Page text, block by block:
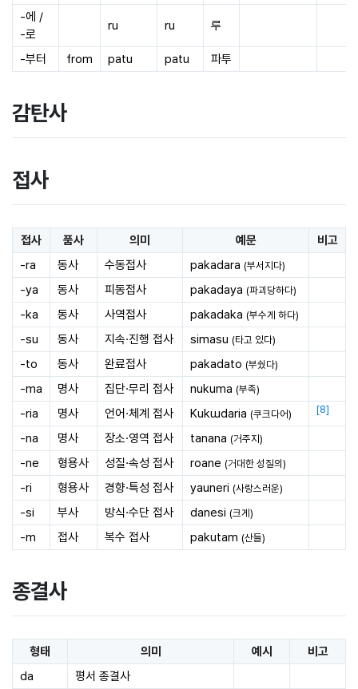
-에 /
-로
ru ru 루
-부터 from patu patu 파투
감탄사
접사
접사 품사 의미 예문
비고
-ra
동사 수동접사 pakadara (부서지다)
-ya 동사 피동접사 pakadaya (파괴당하다)
-ka 동사 사역접사 pakadaka (부수게 하다)
-su 동사 지속·진행 접사 simasu (타고 있다)
-to 동사 완료접사 pakadato (부쉈다)
-ma 명사 집단·무리 접사 nukuma (부족)
-ria 명사 언어·체계 접사 Kukɯdaria (쿠크다어) [8]
-na 명사 장소·영역 접사 tanana (거주지)
-ne 형용사 성질·속성 접사 roane (거대한 성질의)
-ri 형용사 경향·특성 접사 yauneri (사랑스러운)
-si 부사 방식·수단 접사 danesi (크게)
-m 접사 복수 접사 pakutam (산들)
종결사
형태 의미 예시
비고
da
평서 종결사